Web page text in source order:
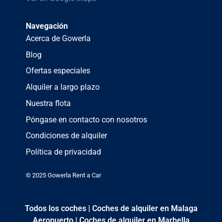
Navegación
Acerca de Gowerla
Blog
Ofertas especiales
Alquiler a largo plazo
Nuestra flota
Póngase en contacto con nosotros
Condiciones de alquiler
Política de privacidad
© 2025 Gowerla Rent a Car
Todos los coches| Coches de alquiler en Malaga
Aeropuerto| Coches de alquiler en Marbella